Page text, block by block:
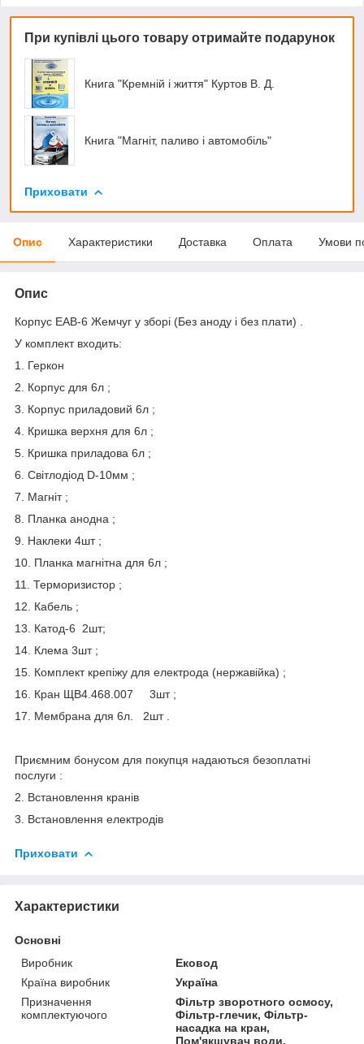
При купівлі цього товару отримайте подарунок
Книга "Кремній і життя" Куртов В. Д.
Книга "Магніт, паливо і автомобіль"
Приховати
Опис Характеристики Доставка Оплата Умови
Опис
Корпус ЕАВ-6 Жемчуг у зборі (Без аноду і без плати) .
У комплект входить:
1. Геркон
2. Корпус для 6л ;
3. Корпус приладовий 6л ;
4. Кришка верхня для 6л ;
5. Кришка приладова 6л ;
6. Світлодіод D-10мм ;
7. Магніт ;
8. Планка анодна ;
9. Наклеки 4шт ;
10. Планка магнітна для 6л ;
11. Терморизистор ;
12. Кабель ;
13. Катод-6 2шт;
14. Клема 3шт ;
15. Комплект крепіжу для електрода (нержавійка) ;
16. Кран ЩВ4.468.007 3шт ;
17. Мембрана для 6л. 2шт .
Приємним бонусом для покупця надаються безоплатні
послуги :
2. Встановлення кранів
3. Встановлення електродів
Приховати
Характеристики
Основні
Виробник
Ековод
Країна виробник
Україна
Призначення
комплектуючого
Фільтр зворотного осмосу,
Фільтр-глечик, Фільтр-
насадка на кран,
Пом'якшувач води,